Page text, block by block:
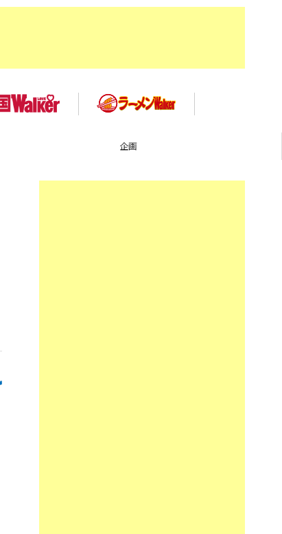
企画